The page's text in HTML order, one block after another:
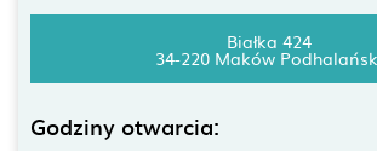
Białka 424
34-220 Maków
Godziny otwarcia: